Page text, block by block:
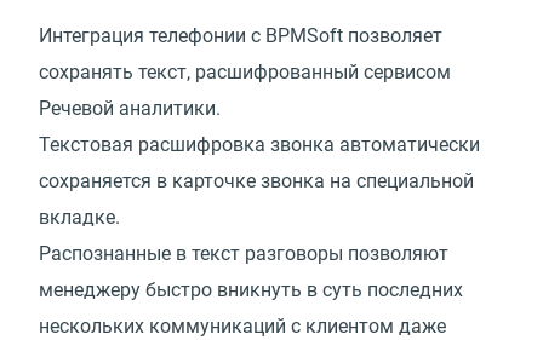
Интеграция телефонии с BPMSoft позволяет
сохранять текст, расшифрованный сервисом
Речевой аналитики.
Текстовая расшифровка звонка автоматически
сохраняется в карточке звонка на специальной
вкладке.
Распознанные в текст разговоры позволяют
менеджеру быстро вникнуть в суть последних
нескольких коммуникаций с клиентом даже